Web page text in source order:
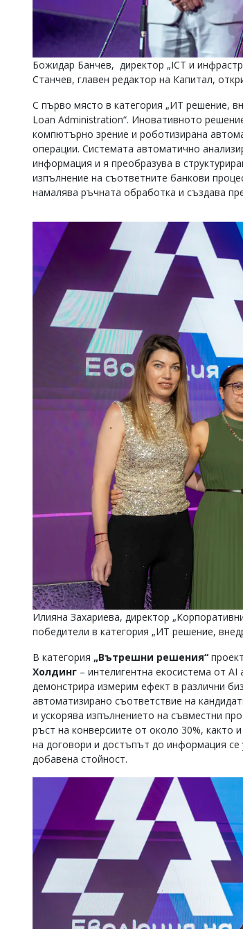
Божидар Банчев, директор „ICT и
Станчев, главен редактор на Капитал,
С първо място в категория „ИТ решение,
Loan Administration“. Иновативното
компютърно зрение и роботизирана
операции. Системата автоматично
информация и я преобразува в
изпълнение на съответните банкови
намалява ръчната обработка и създава
Илияна Захариева, директор
победители в категория „ИТ решение,
В категория „Вътрешни решения“
Холдинг – интелигентна екосистема от
демонстрира измерим ефект в различни
автоматизирано съответствие на
и ускорява изпълнението на съвместни
ръст на конверсиите от около 30%, както
на договори и достъпът до информация се
добавена стойност.